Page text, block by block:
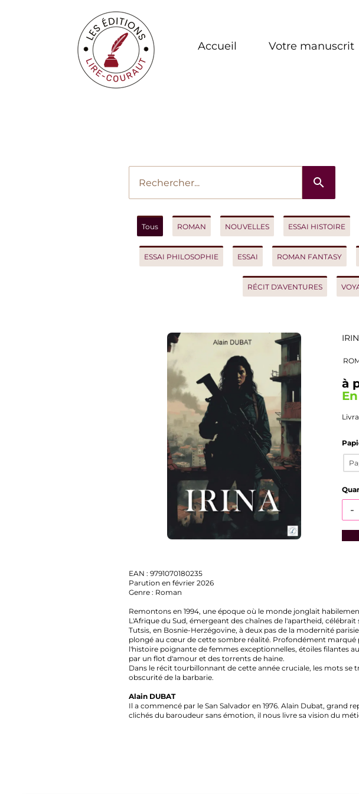
Accueil Votre manuscrit
ROMAN NOUVELLES ESSAI HISTOIRE
ESSAI PHILOSOPHIE ESSAI ROMAN FANTASY
RÉCIT D'AVENTURES VOYAGE,
IRINA
ROMAN
à
En
Livraison
Papier
Papier
Quantité :
EAN : 9791070180235
Parution en février 2026
Genre : Roman
Remontons en 1994, une époque où le monde jonglait habilement
L'Afrique du Sud, émergeant des chaînes de l'apartheid, célébrait sa
Tutsis, en Bosnie-Herzégovine, à deux pas de la modernité
plongé au cœur de cette sombre réalité. Profondément marqué par
l'histoire poignante de femmes exceptionnelles, étoiles filantes au
par un flot d'amour et des torrents de haine.
Dans le récit tourbillonnant de cette année cruciale, les mots se
obscurité de la barbarie.
Alain DUBAT
Il a commencé par le San Salvador en 1976. Alain Dubat, grand
clichés du baroudeur sans émotion, il nous livre sa vision du métier